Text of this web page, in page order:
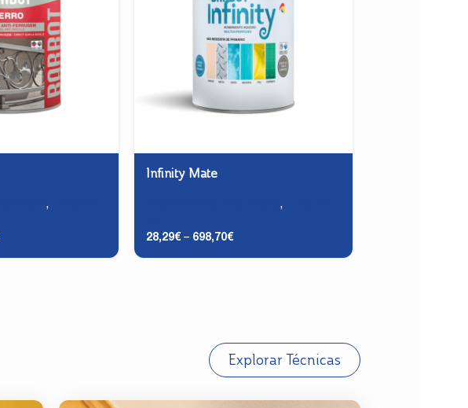
,
Infinity Mate
,
28,29€ – 698,70€
Explorar Técnicas